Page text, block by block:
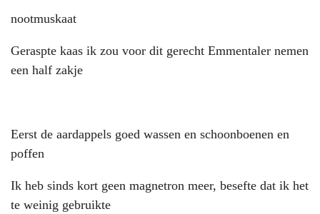
nootmuskaat
Geraspte kaas ik zou voor dit gerecht Emmentaler nemen
een half zakje
Eerst de aardappels goed wassen en schoonboenen en
poffen
Ik heb sinds kort geen magnetron meer, besefte dat ik het
te weinig gebruikte